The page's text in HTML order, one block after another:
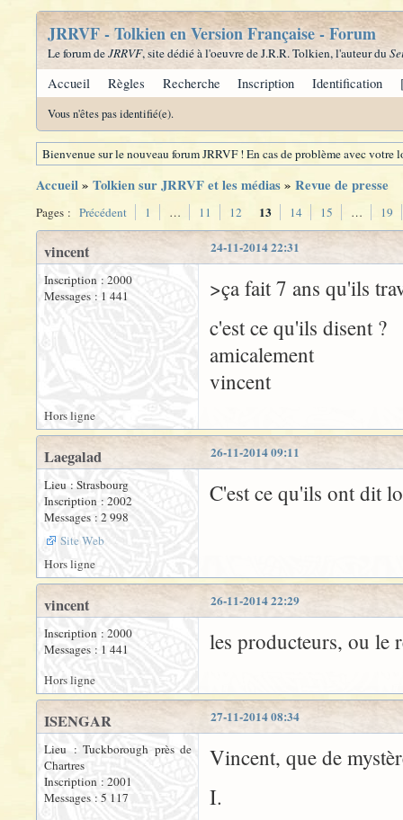
JRRVF - Tolkien en Version Française - Forum
Le forum deJRRVF, site dédié à l'oeuvre de J.R.R. Tolkien, l'auteur du
Accueil Règles Recherche Inscription Identification
Vous n'êtes pas identifié(e).
Bienvenue sur le nouveau forum JRRVF ! En cas de problème avec
Accueil» Tolkien sur JRRVF et les médias» Revue de presse
Pages : Précédent 1 … 11 12 13 14 15 … 19
24-11-2014 22:31
vincent
Inscription : 2000
Messages : 1 441
>ça fait 7 ans qu'ils
c'est ce qu'ils disent ?
amicalement
vincent
Hors ligne
26-11-2014 09:11
Laegalad
Lieu : Strasbourg
Inscription : 2002
Messages : 2 998
Site Web
C'est ce qu'ils ont dit
Hors ligne
26-11-2014 22:29
vincent
Inscription : 2000
Messages : 1 441
les producteurs, ou le
Hors ligne
27-11-2014 08:34
ISENGAR
Lieu : Tuckborough près de
Chartres
Inscription : 2001
Messages : 5 117
Vincent, que de
I.